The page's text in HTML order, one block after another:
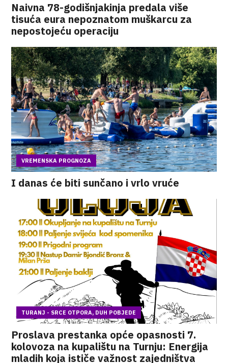
Naivna 78-godišnjakinja predala više
tisuća eura nepoznatom muškarcu za
nepostojeću operaciju
VREMENSKA PROGNOZA
I danas će biti sunčano i vrlo vruće
TURANJ - SRCE OTPORA, DUH POBJEDE
Proslava prestanka opće opasnosti 7.
kolovoza na kupalištu na Turnju: Energija
mladih koja ističe važnost zajedništva